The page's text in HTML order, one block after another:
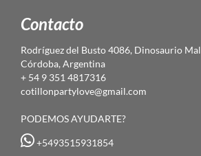
Contacto
Rodríguez del Busto 4086, Dinosaurio
Córdoba, Argentina
+ 54 9 351 4817316
cotillonpartylove@gmail.com
PODEMOS AYUDARTE?
+5493515931854